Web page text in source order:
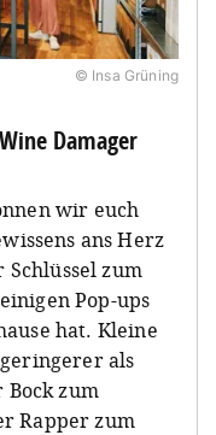
© Insa Grüning
Damager
wir euch
ans Herz
zum
Pop-ups
hat. Kleine
als
Bock zum
Rapper zum